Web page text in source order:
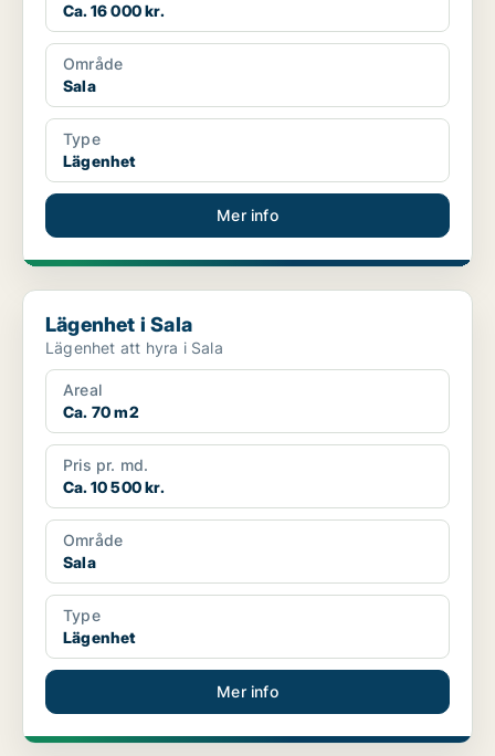
Ca. 16 000 kr.
Område
Sala
Type
Lägenhet
Mer info
Lägenhet i Sala
Lägenhet i Sala
Lägenhet att hyra i Sala
Areal
Ca. 70 m2
Pris pr. md.
Ca. 10 500 kr.
Område
Sala
Type
Lägenhet
Mer info